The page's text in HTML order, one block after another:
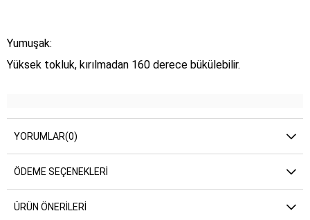
Yumuşak:
Yüksek tokluk, kırılmadan 160 derece bükülebilir.
YORUMLAR(0)
ÖDEME SEÇENEKLERI
ÜRÜN ÖNERILERI